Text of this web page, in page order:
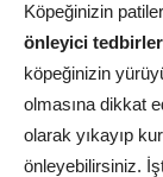
Köpeğinizin
önleyici tedbirler
köpeğinizin
olmasına dikkat
olarak yıkayıp
önleyebilirsiniz.